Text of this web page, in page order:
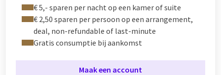
€ 5,- sparen per nacht op een kamer of suite
€ 2,50 sparen per persoon op een arrangement,
deal, non-refundable of last-minute
Gratis consumptie bij aankomst
Maak een account